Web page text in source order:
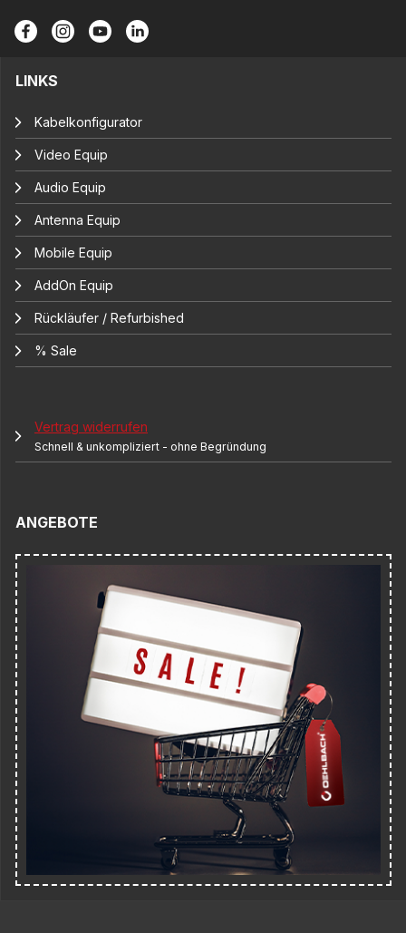
LINKS
Kabelkonfigurator
Video Equip
Audio Equip
Antenna Equip
Mobile Equip
AddOn Equip
Rückläufer / Refurbished
% Sale
Vertrag widerrufen
Schnell & unkompliziert - ohne Begründung
ANGEBOTE